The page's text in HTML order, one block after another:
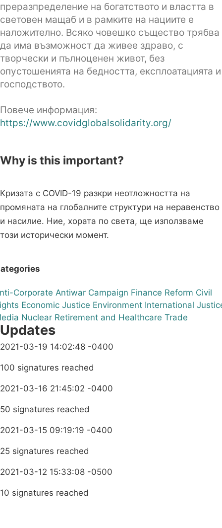
преразпределение на богатството и властта в
световен мащаб и в рамките на нациите е
наложително. Всяко човешко същество трябва
да има възможност да живее здраво, с
творчески и пълноценен живот, без
опустошенията на бедността, експлоатацията и
господството.
Повече информация:
https://www.covidglobalsolidarity.org/
Why is this important?
Кризата с COVID-19 разкри неотложността на
промяната на глобалните структури на неравенство
и насилие. Ние, хората по света, ще използваме
този исторически момент.
Corporate Antiwar Campaign Finance Reform Civil
Economic Justice Environment International
Nuclear Retirement and Healthcare Trade
Updates
2021-03-19 14:02:48 -0400
100 signatures reached
2021-03-16 21:45:02 -0400
50 signatures reached
2021-03-15 09:19:19 -0400
25 signatures reached
2021-03-12 15:33:08 -0500
10 signatures reached